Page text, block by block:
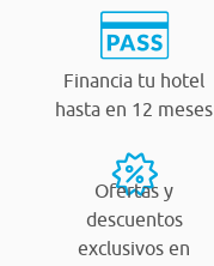
Financia tu hotel
hasta en 12 meses
Ofertas y
descuentos
exclusivos en